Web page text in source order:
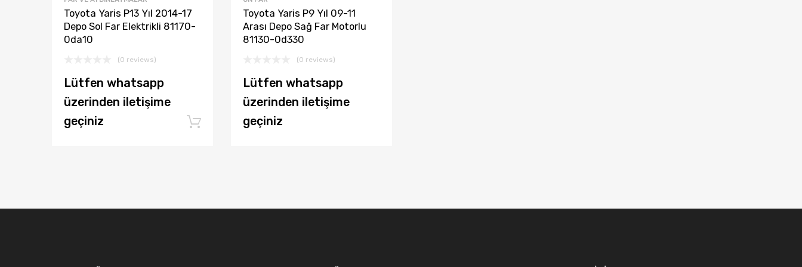
Toyota Yaris P13 Yıl 2014-17
Depo Sol Far Elektrikli 81170-
0da10
(0 reviews)
Lütfen whatsapp
üzerinden iletişime
geçiniz
Add to cart
Toyota Yaris P9 Yıl 09-11
Arası Depo Sağ Far Motorlu
81130-0d330
(0 reviews)
Lütfen whatsapp
üzerinden iletişime
geçiniz